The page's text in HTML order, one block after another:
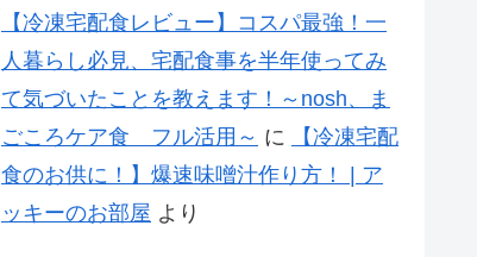
【冷凍宅配食レビュー】コスパ最強！一
人暮らし必見、宅配食事を半年使ってみ
て気づいたことを教えます！～nosh、ま
ごころケア食 フル活用～ に
【冷凍宅配
食のお供に！】爆速味噌汁作り方！ | ア
ッキーのお部屋 より